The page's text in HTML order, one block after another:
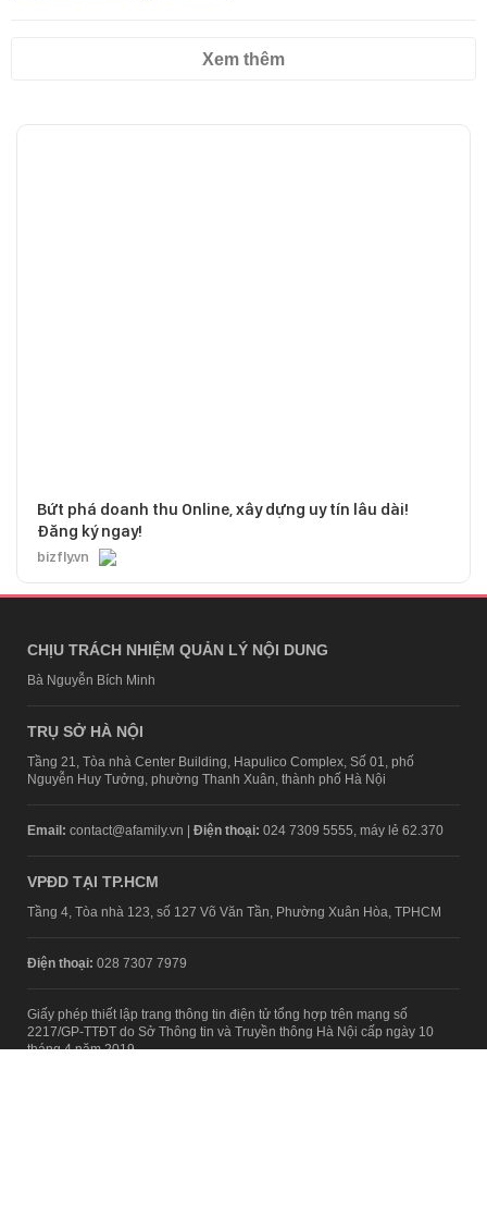
Xem thêm
Bứt phá doanh thu Online, xây dựng uy tín lâu dài!
Đăng ký ngay!
bizfly.vn
CHỊU TRÁCH NHIỆM QUẢN LÝ NỘI DUNG
Bà Nguyễn Bích Minh
TRỤ SỞ HÀ NỘI
Tầng 21, Tòa nhà Center Building, Hapulico Complex, Số 01, phố
Nguyễn Huy Tưởng, phường Thanh Xuân, thành phố Hà Nội
Email: contact@afamily.vn | Điện thoại: 024 7309 5555, máy lẻ 62.370
VPĐD TẠI TP.HCM
Tầng 4, Tòa nhà 123, số 127 Võ Văn Tần, Phường Xuân Hòa, TPHCM
Điện thoại: 028 7307 7979
Giấy phép thiết lập trang thông tin điện tử tổng hợp trên mạng số
2217/GP-TTĐT do Sở Thông tin và Truyền thông Hà Nội cấp ngày 10
tháng 4 năm 2019